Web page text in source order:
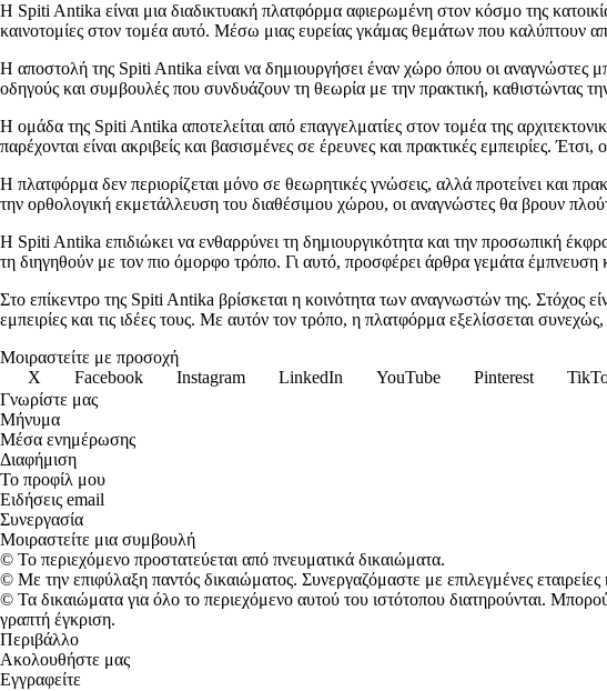
Η Spiti Antika είναι μια διαδικτυακή πλατφόρμα αφιερωμένη στον κόσμο της
καινοτομίες στον τομέα αυτό. Μέσω μιας ευρείας γκάμας θεμάτων που καλύπτουν
Η αποστολή της Spiti Antika είναι να δημιουργήσει έναν χώρο όπου οι αναγνώστες
οδηγούς και συμβουλές που συνδυάζουν τη θεωρία με την πρακτική, καθιστώντας
Η ομάδα της Spiti Antika αποτελείται από επαγγελματίες στον τομέα της
παρέχονται είναι ακριβείς και βασισμένες σε έρευνες και πρακτικές εμπειρίες.
Η πλατφόρμα δεν περιορίζεται μόνο σε θεωρητικές γνώσεις, αλλά προτείνει και
την ορθολογική εκμετάλλευση του διαθέσιμου χώρου, οι αναγνώστες θα βρουν
Η Spiti Antika επιδιώκει να ενθαρρύνει τη δημιουργικότητα και την προσωπική
τη διηγηθούν με τον πιο όμορφο τρόπο. Γι αυτό, προσφέρει άρθρα γεμάτα έμπνευση
Στο επίκεντρο της Spiti Antika βρίσκεται η κοινότητα των αναγνωστών της. Στόχος
εμπειρίες και τις ιδέες τους. Με αυτόν τον τρόπο, η πλατφόρμα εξελίσσεται
Μοιραστείτε με προσοχή
X
Facebook Instagram LinkedIn YouTube Pinterest
Γνωρίστε μας
Μήνυμα
Μέσα ενημέρωσης
Διαφήμιση
Το προφίλ μου
Ειδήσεις email
Συνεργασία
Μοιραστείτε μια συμβουλή
© Το περιεχόμενο προστατεύεται από πνευματικά δικαιώματα.
© Με την επιφύλαξη παντός δικαιώματος. Συνεργαζόμαστε με επιλεγμένες
© Τα δικαιώματα για όλο το περιεχόμενο αυτού του ιστότοπου διατηρούνται.
γραπτή έγκριση.
Περιβάλλο
Ακολουθήστε μας
Εγγραφείτε